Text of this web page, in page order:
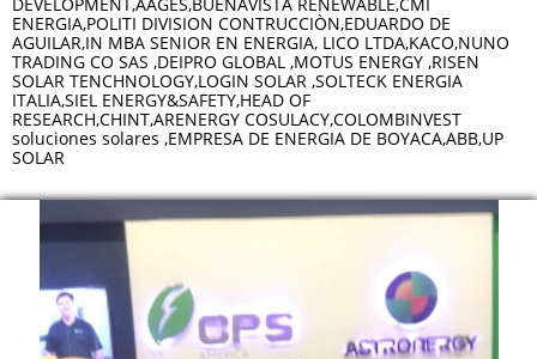
ENERGIA,POLITI DIVISION CONTRUCCIÒN,EDUARDO DE
AGUILAR,IN MBA SENIOR EN ENERGIA, LICO LTDA,KACO,NUNO
TRADING CO SAS ,DEIPRO GLOBAL ,MOTUS ENERGY ,RISEN
SOLAR TENCHNOLOGY,LOGIN SOLAR ,SOLTECK ENERGIA
ITALIA,SIEL ENERGY&SAFETY,HEAD OF
RESEARCH,CHINT,ARENERGY COSULACY,COLOMBINVEST
soluciones solares ,EMPRESA DE ENERGIA DE BOYACA,ABB,UP
SOLAR